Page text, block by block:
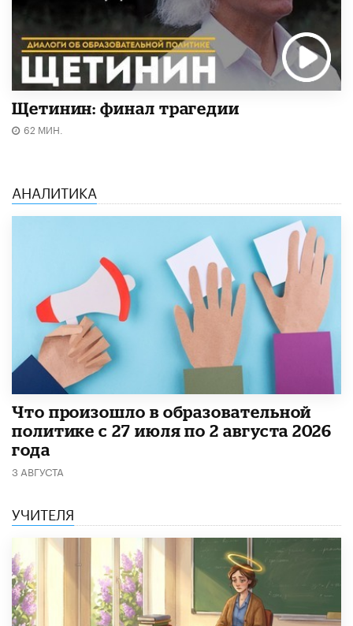
Щетинин: финал трагедии
62 МИН.
АНАЛИТИКА
​Что произошло в образовательной
политике с 27 июля по 2 августа 2026
года
3 АВГУСТА
УЧИТЕЛЯ